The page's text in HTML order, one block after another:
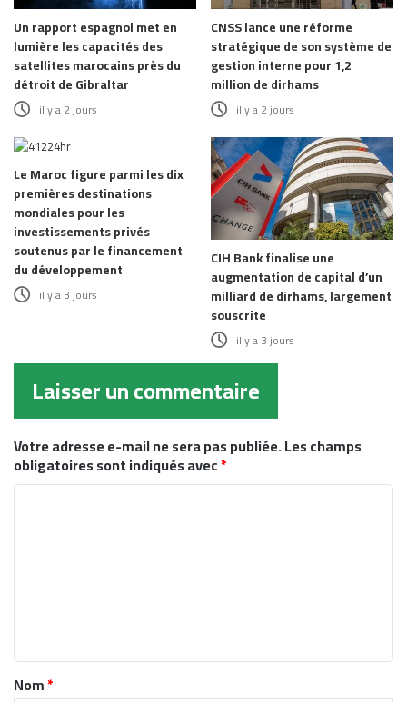
Un rapport espagnol met en
lumière les capacités des
satellites marocains près du
détroit de Gibraltar
il y a 2 jours
CNSS lance une réforme
stratégique de son système de
gestion interne pour 1,2
million de dirhams
il y a 2 jours
Le Maroc figure parmi les dix
premières destinations
mondiales pour les
investissements privés
soutenus par le financement
du développement
il y a 3 jours
CIH Bank finalise une
augmentation de capital d’un
milliard de dirhams, largement
souscrite
il y a 3 jours
Laisser un commentaire
Votre adresse e-mail ne sera pas publiée.Les champs
obligatoires sont indiqués avec*
t
a
Nom*